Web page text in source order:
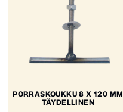
PORRASKOUKKU 8 X 120 MM
TÄYDELLINEN